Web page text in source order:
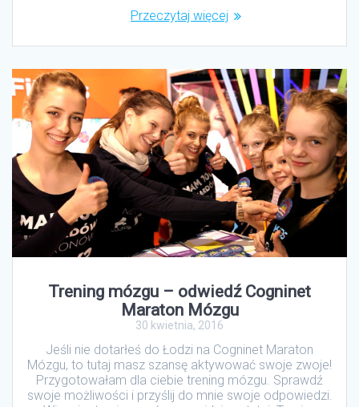
Przeczytaj więcej
Trening mózgu – odwiedź Cogninet
Maraton Mózgu
30 kwietnia, 2016
Jeśli nie dotarłeś do Łodzi na Cogninet Maraton
Mózgu, to tutaj masz szansę aktywować swoje zwoje!
Przygotowałam dla ciebie trening mózgu. Sprawdź
swoje możliwości i przyślij do mnie swoje odpowiedzi.